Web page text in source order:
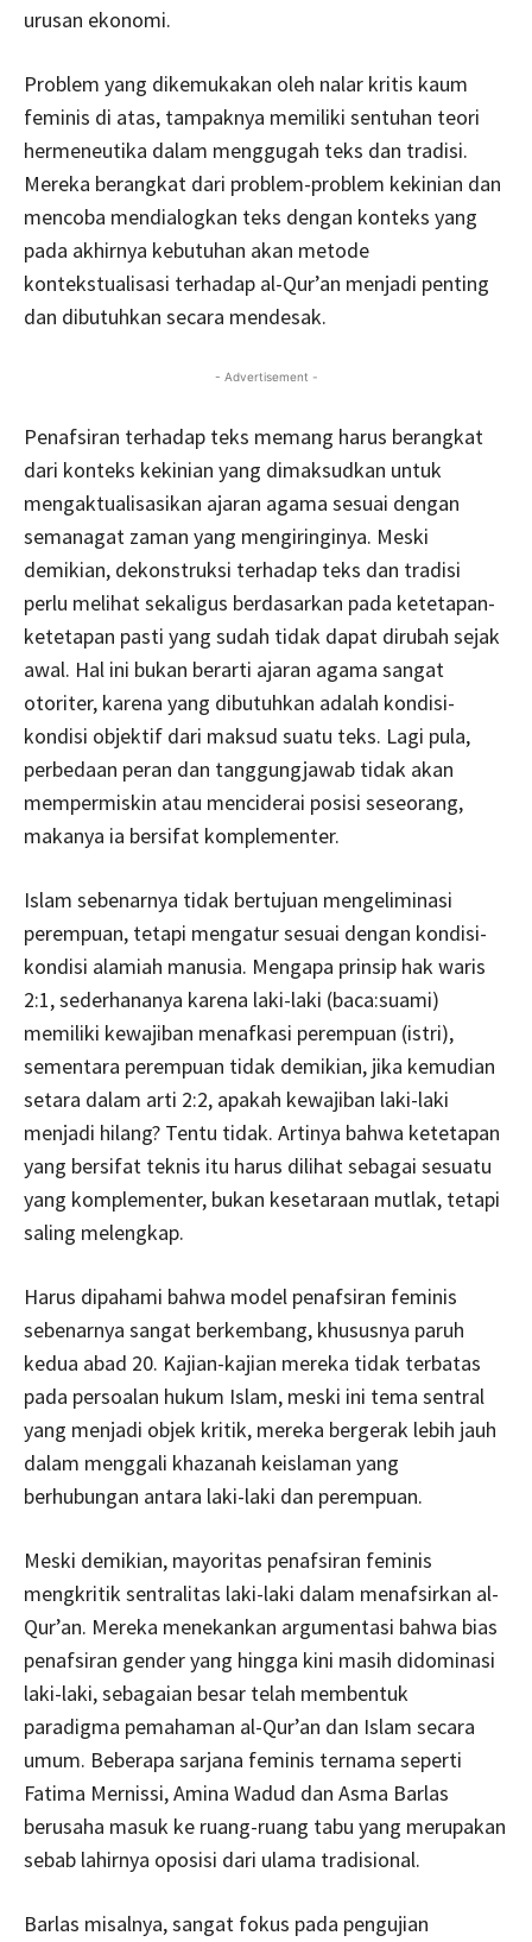
urusan ekonomi.
Problem yang dikemukakan oleh nalar kritis kaum
feminis di atas, tampaknya memiliki sentuhan teori
hermeneutika dalam menggugah teks dan tradisi.
Mereka berangkat dari problem-problem kekinian dan
mencoba mendialogkan teks dengan konteks yang
pada akhirnya kebutuhan akan metode
kontekstualisasi terhadap al-Qur’an menjadi penting
dan dibutuhkan secara mendesak.
- Advertisement -
Penafsiran terhadap teks memang harus berangkat
dari konteks kekinian yang dimaksudkan untuk
mengaktualisasikan ajaran agama sesuai dengan
semanagat zaman yang mengiringinya. Meski
demikian, dekonstruksi terhadap teks dan tradisi
perlu melihat sekaligus berdasarkan pada ketetapan-
ketetapan pasti yang sudah tidak dapat dirubah sejak
awal. Hal ini bukan berarti ajaran agama sangat
otoriter, karena yang dibutuhkan adalah kondisi-
kondisi objektif dari maksud suatu teks. Lagi pula,
perbedaan peran dan tanggungjawab tidak akan
mempermiskin atau menciderai posisi seseorang,
makanya ia bersifat komplementer.
Islam sebenarnya tidak bertujuan mengeliminasi
perempuan, tetapi mengatur sesuai dengan kondisi-
kondisi alamiah manusia. Mengapa prinsip hak waris
2:1, sederhananya karena laki-laki (baca:suami)
memiliki kewajiban menafkasi perempuan (istri),
sementara perempuan tidak demikian, jika kemudian
setara dalam arti 2:2, apakah kewajiban laki-laki
menjadi hilang? Tentu tidak. Artinya bahwa ketetapan
yang bersifat teknis itu harus dilihat sebagai sesuatu
yang komplementer, bukan kesetaraan mutlak, tetapi
saling melengkap.
Harus dipahami bahwa model penafsiran feminis
sebenarnya sangat berkembang, khususnya paruh
kedua abad 20. Kajian-kajian mereka tidak terbatas
pada persoalan hukum Islam, meski ini tema sentral
yang menjadi objek kritik, mereka bergerak lebih jauh
dalam menggali khazanah keislaman yang
berhubungan antara laki-laki dan perempuan.
Meski demikian, mayoritas penafsiran feminis
mengkritik sentralitas laki-laki dalam menafsirkan al-
Qur’an. Mereka menekankan argumentasi bahwa bias
penafsiran gender yang hingga kini masih didominasi
laki-laki, sebagaian besar telah membentuk
paradigma pemahaman al-Qur’an dan Islam secara
umum. Beberapa sarjana feminis ternama seperti
Fatima Mernissi, Amina Wadud dan Asma Barlas
berusaha masuk ke ruang-ruang tabu yang merupakan
sebab lahirnya oposisi dari ulama tradisional.
Barlas misalnya, sangat fokus pada pengujian